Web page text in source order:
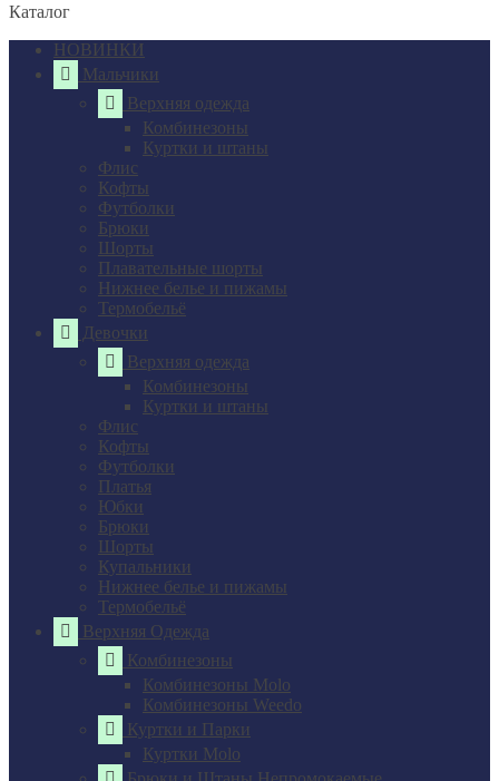
Каталог
НОВИНКИ
Мальчики
Верхняя одежда
Комбинезоны
Куртки и штаны
Флис
Кофты
Футболки
Брюки
Шорты
Плавательные шорты
Нижнее белье и пижамы
Термобельё
Девочки
Верхняя одежда
Комбинезоны
Куртки и штаны
Флис
Кофты
Футболки
Платья
Юбки
Брюки
Шорты
Купальники
Нижнее белье и пижамы
Термобельё
Верхняя Одежда
Комбинезоны
Комбинезоны Molo
Комбинезоны Weedo
Куртки и Парки
Куртки Molo